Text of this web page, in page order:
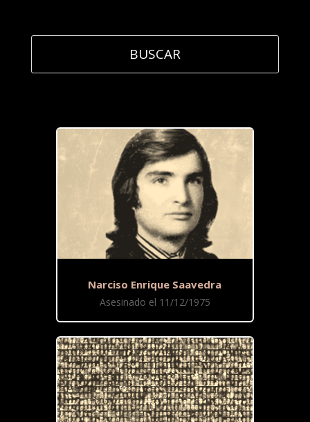
Narciso Enrique Saavedra
Asesinado el 11/12/1975